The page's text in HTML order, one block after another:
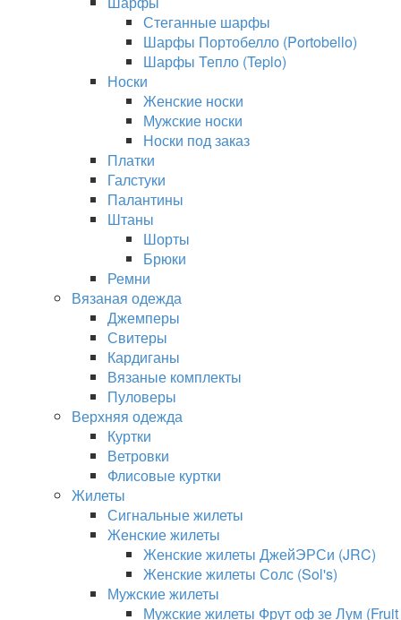
Стеганные шарфы
Шарфы Портобелло (Portobello)
Шарфы Тепло (Teplo)
Носки
Женские носки
Мужские носки
Носки под заказ
Платки
Галстуки
Палантины
Штаны
Шорты
Брюки
Ремни
Вязаная одежда
Джемперы
Свитеры
Кардиганы
Вязаные комплекты
Пуловеры
Верхняя одежда
Куртки
Ветровки
Флисовые куртки
Жилеты
Сигнальные жилеты
Женские жилеты
Женские жилеты ДжейЭРСи (JRC)
Женские жилеты Солс (Sol's)
Мужские жилеты
Мужские жилеты Фрут оф зе Лум (Fruit